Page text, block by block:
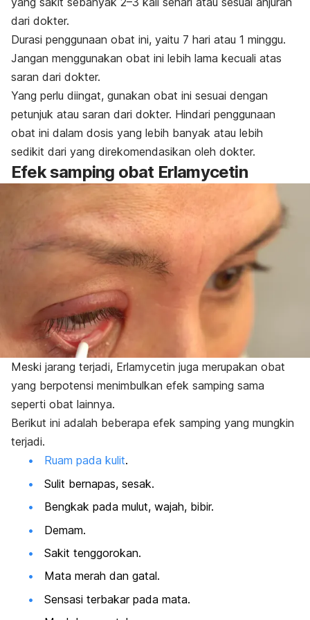
dari dokter.
Durasi penggunaan obat ini, yaitu 7 hari atau 1 minggu.
Jangan menggunakan obat ini lebih lama kecuali atas
saran dari dokter.
Yang perlu diingat, gunakan obat ini sesuai dengan
petunjuk atau saran dari dokter. Hindari penggunaan
obat ini dalam dosis yang lebih banyak atau lebih
sedikit dari yang direkomendasikan oleh dokter.
Efek samping obat Erlamycetin
Meski jarang terjadi, Erlamycetin juga merupakan obat
yang berpotensi menimbulkan efek samping sama
seperti obat lainnya.
Berikut ini adalah beberapa efek samping yang mungkin
terjadi.
Ruam pada kulit.
Sulit bernapas, sesak.
Bengkak pada mulut, wajah, bibir.
Demam.
Sakit tenggorokan.
Mata merah dan gatal.
Sensasi terbakar pada mata.